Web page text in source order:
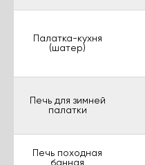
Палатка-кухня
(шатер)
Печь для зимней
палатки
Печь походная
банная